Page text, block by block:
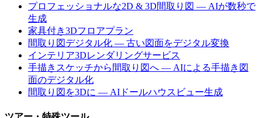
プロフェッショナルな2D & 3D間取り図 — AIが数秒で
生成
家具付き3Dフロアプラン
間取り図デジタル化 — 古い図面をデジタル変換
インテリア3Dレンダリングサービス
手描きスケッチから間取り図へ — AIによる手描き図
面のデジタル化
間取り図を3Dに — AIドールハウスビュー生成